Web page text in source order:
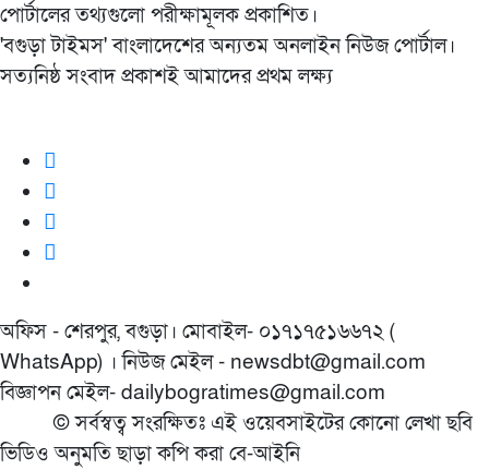
পোর্টালের তথ্যগুলো পরীক্ষামূলক প্রকাশিত।
'বগুড়া টাইমস' বাংলাদেশের অন্যতম অনলাইন নিউজ পোর্টাল।
সত্যনিষ্ঠ সংবাদ প্রকাশই আমাদের প্রথম লক্ষ্য
অফিস - শেরপুর, বগুড়া। মোবাইল- ০১৭১৭৫১৬৬৭২ (
WhatsApp) । নিউজ মেইল - newsdbt@gmail.com
বিজ্ঞাপন মেইল- dailybogratimes@gmail.com
© সর্বস্বত্ব সংরক্ষিতঃ এই ওয়েবসাইটের কোনো লেখা ছবি
ভিডিও অনুমতি ছাড়া কপি করা বে-আইনি